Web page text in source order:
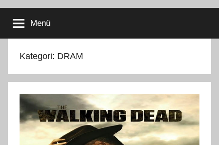
İçeriğe
Menü
Kategori: DRAM